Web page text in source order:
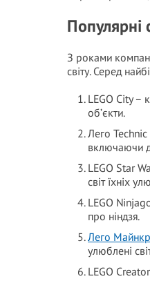
Популярні
З роками
світу. Серед
LEGO City –
об’єкти.
Лего Technic
включаючи
LEGO Star
світ їхніх
LEGO
про ніндзя.
Лего
улюблені
LEGO